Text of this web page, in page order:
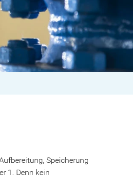
Speicherung
1. Denn kein